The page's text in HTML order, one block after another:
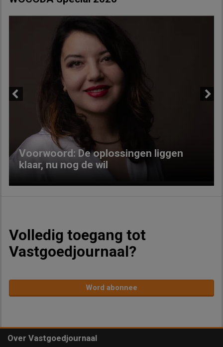
Voorwoord: De oplossingen liggen
klaar, nu nog de wil
Volledig toegang tot
Vastgoedjournaal?
Word abonnee
Over Vastgoedjournaal